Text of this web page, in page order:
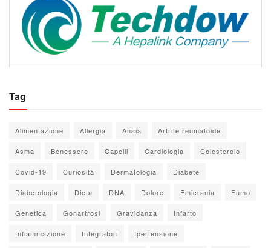
Tag
Alimentazione Allergia Ansia Artrite reumatoide
Asma Benessere Capelli Cardiologia Colesterolo
Covid-19 Curiosità Dermatologia Diabete
Diabetologia Dieta DNA Dolore Emicrania Fumo
Genetica Gonartrosi Gravidanza Infarto
Infiammazione Integratori Ipertensione